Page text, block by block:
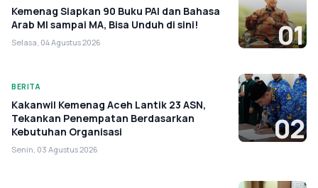
Kemenag Siapkan 90 Buku PAI dan Bahasa
Arab MI sampai MA, Bisa Unduh di sini!
Selasa, 04 Agustus 2026 01
BERITA
Kakanwil Kemenag Aceh Lantik 23 ASN,
Tekankan Penempatan Berdasarkan
Kebutuhan Organisasi
Senin, 03 Agustus 2026
02